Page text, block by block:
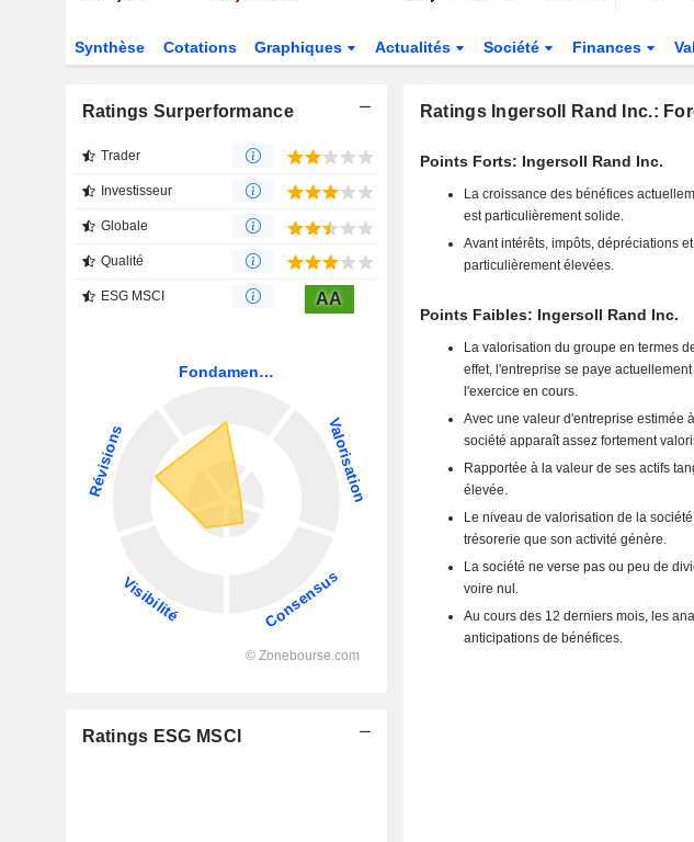
Synthèse Cotations Graphiques Actualités Société Finances
Ratings Surperformance
Trader
Investisseur
Globale
Qualité
ESG MSCI AA
Ratings ESG MSCI
Ratings Ingersoll Rand Inc.:
Points Forts: Ingersoll Rand Inc.
La croissance des bénéfices
est particulièrement solide.
Avant intérêts, impôts, dépréciations
particulièrement élevées.
Points Faibles: Ingersoll Rand Inc.
La valorisation du groupe en termes
effet, l'entreprise se paye
l'exercice en cours.
Avec une valeur d'entreprise estimée
société apparaît assez fortement
Rapportée à la valeur de ses actifs
élevée.
Le niveau de valorisation de la
trésorerie que son activité génère.
La société ne verse pas ou peu de
voire nul.
Au cours des 12 derniers mois, les
anticipations de bénéfices.